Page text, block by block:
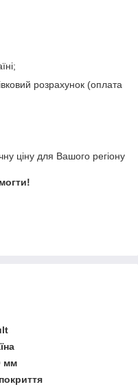
розрахунок (оплата
ціну для Вашого регіону
мм